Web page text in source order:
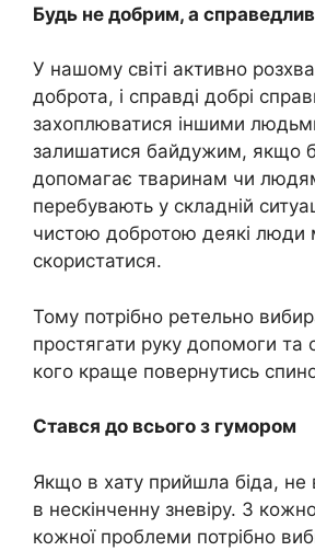
Будь не добрим, а
У нашому світі активно
доброта, і справді добрі
захоплюватися іншими
залишатися байдужим, якщо
допомагає тваринам чи
перебувають у складній
чистою добротою деякі люди
скористатися.
Тому потрібно ретельно
простягати руку допомоги та
кого краще повернутись
Стався до всього з гумором
Якщо в хату прийшла біда, не
в нескінченну зневіру. З
кожної проблеми потрібно